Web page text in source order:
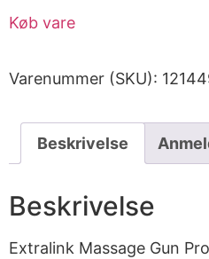
Køb vare
Varenummer (SKU):
Beskrivelse
Beskrivelse
Extralink Massage Gun